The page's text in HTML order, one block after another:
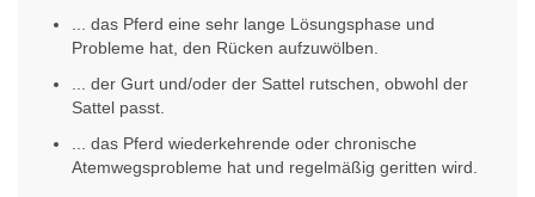
... das Pferd eine sehr lange Lösungsphase und
Probleme hat, den Rücken aufzuwölben.
... der Gurt und/oder der Sattel rutschen, obwohl der
Sattel passt.
... das Pferd wiederkehrende oder chronische
Atemwegsprobleme hat und regelmäßig geritten wird.